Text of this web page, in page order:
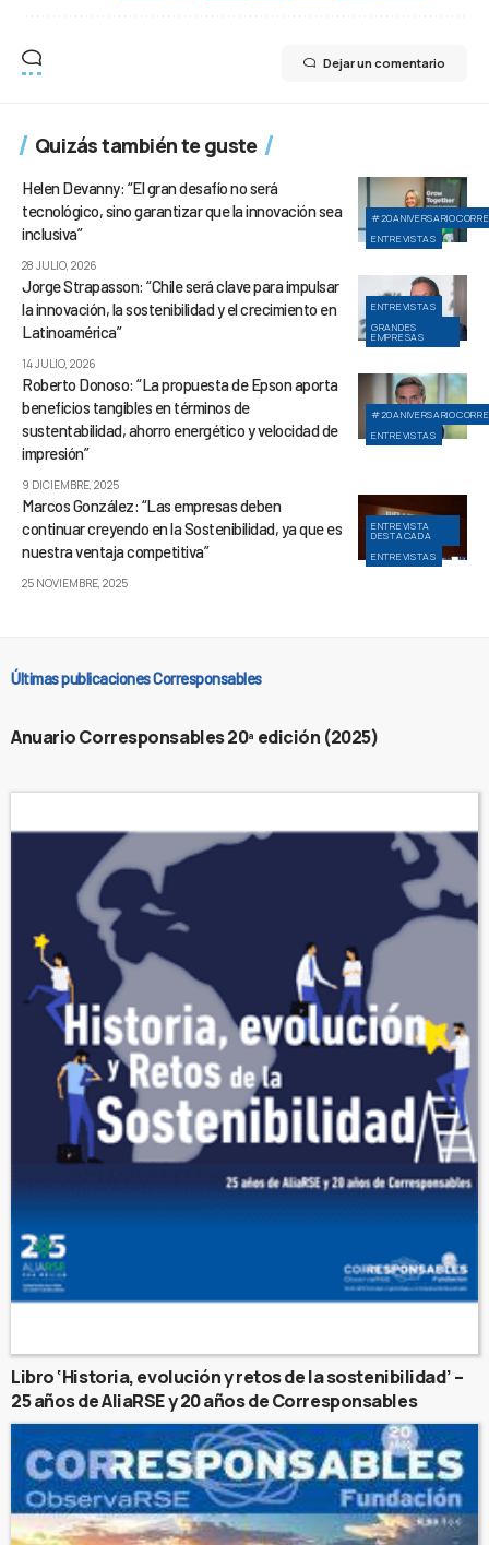
Dejar un comentario
Quizás también te guste
ENTREVISTAS
Helen Devanny: “El gran desafío no será
tecnológico, sino garantizar que la innovación sea
inclusiva”
28 JULIO, 2026
ENTREVISTAS
GRANDES
EMPRESAS
Jorge Strapasson: “Chile será clave para impulsar
la innovación, la sostenibilidad y el crecimiento en
Latinoamérica”
14 JULIO, 2026
ENTREVISTAS
Roberto Donoso: “La propuesta de Epson aporta
beneficios tangibles en términos de
sustentabilidad, ahorro energético y velocidad de
impresión”
9 DICIEMBRE, 2025
ENTREVISTA
DESTACADA
ENTREVISTAS
Marcos González: “Las empresas deben
continuar creyendo en la Sostenibilidad, ya que es
nuestra ventaja competitiva”
25 NOVIEMBRE, 2025
Últimas publicaciones Corresponsables
Anuario Corresponsables 20ª edición (2025)
Libro ‘Historia, evolución y retos de la sostenibilidad’ –
25 años de AliaRSE y 20 años de Corresponsables